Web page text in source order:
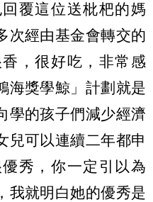
覆這位送枇杷的媽
次經由基金會轉交的
，很好吃，非常感
海獎學鯨」計劃就是
學的孩子們減少經濟
兒可以連續二年都申
秀，你一定引以為
我就明白她的優秀是